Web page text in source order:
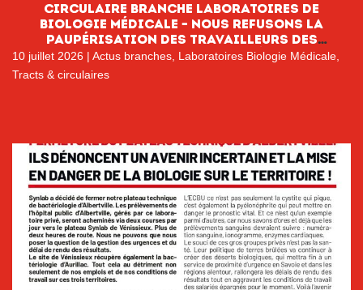
CIRCULAIRE BRANCHE LABORATOIRES DE
BIOLOGIE MÉDICALE – NOUS REFUSONS LA
PAUPÉRISATION DES TRAVAILLEURS DES
LABORATOIRES DE BIOLOGIE MÉDICALE
10 juillet 2026 | Actus branches, Laboratoires Biologie Médicale,
Tracts & circulaires